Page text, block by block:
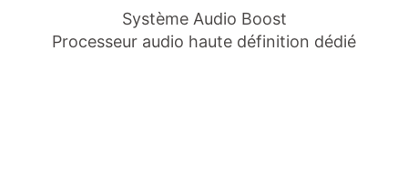
Système Audio Boost
Processeur audio haute définition dédié